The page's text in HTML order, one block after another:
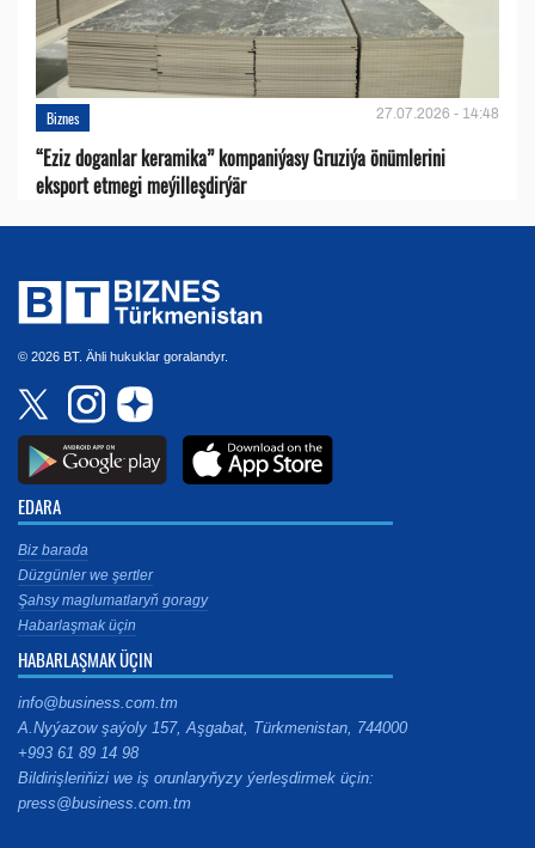
Biznes 27.07.2026 - 14:48
“Eziz doganlar keramika” kompaniýasy Gruziýa önümlerini
eksport etmegi meýilleşdirýär
© 2026 BT. Ähli hukuklar goralandyr.
EDARA
Biz barada
Düzgünler we şertler
Şahsy maglumatlaryň goragy
Habarlaşmak üçin
HABARLAŞMAK ÜÇIN
info@business.com.tm
A.Nyýazow şaýoly 157, Aşgabat, Türkmenistan, 744000
+993 61 89 14 98
Bildirişleriňizi we iş orunlaryňyzy ýerleşdirmek üçin:
press@business.com.tm